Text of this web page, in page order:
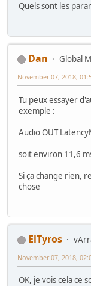
Quels sont les
Dan
Global
November 07, 2018,
Tu peux essayer
exemple :
Audio OUT
soit environ 11,6
Si ça change rien,
chose
ElTyros
November 07, 2018,
OK, je vois cela ce